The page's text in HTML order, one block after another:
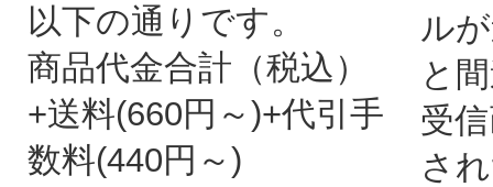
以下の通りです。
商品代金合計（税込）
+送料(660円～)+代引手
数料(440円～)
ル
と
受
さ